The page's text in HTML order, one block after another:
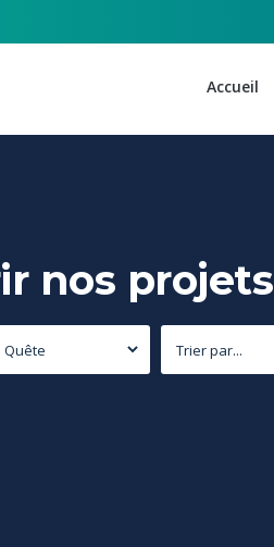
Accueil
nos projets